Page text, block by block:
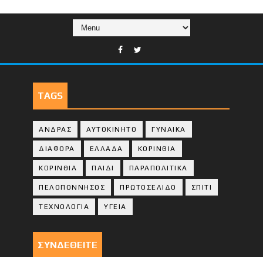
TAGS
ΑΝΔΡΑΣ ΑΥΤΟΚΙΝΗΤΟ ΓΥΝΑΙΚΑ
ΔΙΑΦΟΡΑ ΕΛΛΑΔΑ ΚΟΡΙΝΘΙΑ
ΚΟΡΙΝΘΙA ΠΑΙΔΙ ΠΑΡΑΠΟΛΙΤΙΚΑ
ΠΕΛΟΠΟΝΝΗΣΟΣ ΠΡΩΤΟΣΕΛΙΔΟ ΣΠΙΤΙ
ΤΕΧΝΟΛΟΓΙΑ ΥΓΕΙΑ
ΣΥΝΔΕΘΕΙΤΕ